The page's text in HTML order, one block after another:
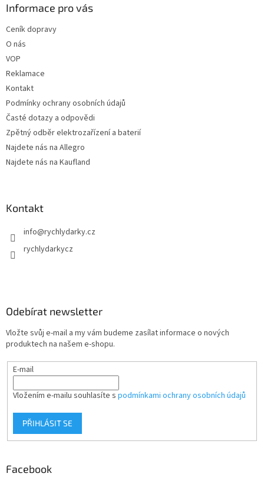
Informace pro vás
Ceník dopravy
O nás
VOP
Reklamace
Kontakt
Podmínky ochrany osobních údajů
Časté dotazy a odpovědi
Zpětný odběr elektrozařízení a baterií
Najdete nás na Allegro
Najdete nás na Kaufland
Kontakt
info@rychlydarky.cz
rychlydarkycz
Odebírat newsletter
Vložte svůj e-mail a my vám budeme zasílat informace o nových
produktech na našem e-shopu.
E-mail
Vložením e-mailu souhlasíte s podmínkami ochrany osobních údajů
PŘIHLÁSIT SE
Facebook